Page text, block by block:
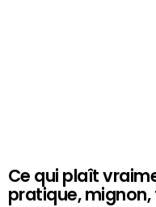
Ce qui plaît
pratique,